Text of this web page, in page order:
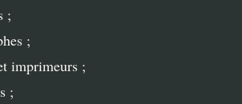
;
;
imprimeurs ;
;